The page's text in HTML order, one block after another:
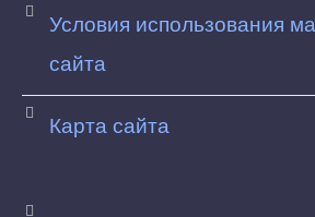
Условия использования
сайта
Карта сайта